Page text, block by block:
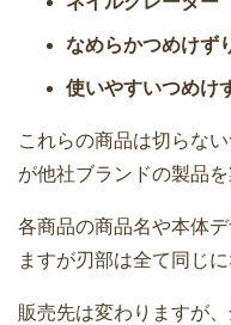
なめらかつめけず
使いやすいつめけ
これらの商品は切らな
が他社ブランドの製品
各商品の商品名や本体
ますが刃部は全て同じに
販売先は変わりますが